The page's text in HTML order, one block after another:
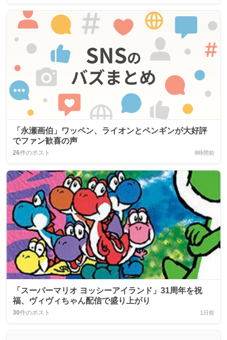
「永瀬画伯」ワッペン、ライオンとペンギンが大好評
でファン歓喜の声
26件のポスト 8時間前
「スーパーマリオ ヨッシーアイランド」31周年を祝
福、ヴィヴィちゃん配信で盛り上がり
30件のポスト 1日前